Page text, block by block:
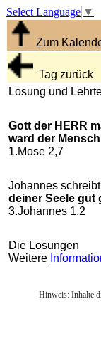
Select Language ▼
Zum
Tag zurück
Losung und
Gott der HERR
ward der
1.Mose 2,7
Johannes
deiner Seele gut
3.Johannes 1,2
Die Losungen
Weitere
Hinweis: Inhalte